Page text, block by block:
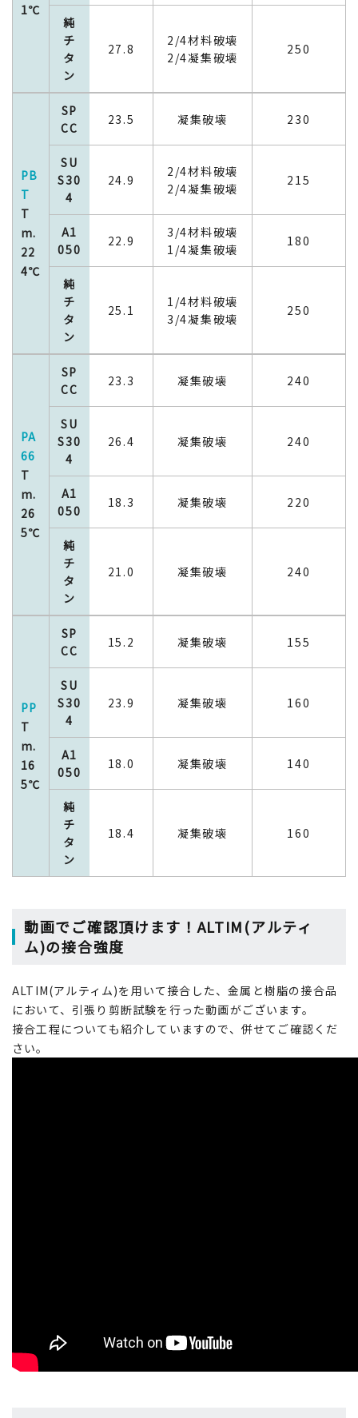
1℃
純
チ
タ
ン
27.8
2/4材料破壊
2/4凝集破壊
250
PB
T
T
m.
22
4℃
SP
CC
23.5 凝集破壊 230
SU
S30
4
24.9
2/4材料破壊
2/4凝集破壊
215
A1
050
22.9
3/4材料破壊
1/4凝集破壊
180
純
チ
タ
ン
25.1
1/4材料破壊
3/4凝集破壊
250
PA
66
T
m.
26
5℃
SP
CC
23.3 凝集破壊 240
SU
S30
4
26.4 凝集破壊 240
A1
050
18.3 凝集破壊 220
純
チ
タ
ン
21.0 凝集破壊 240
PP
T
m.
16
5℃
SP
CC
15.2 凝集破壊 155
SU
S30
4
23.9 凝集破壊 160
A1
050
18.0 凝集破壊 140
純
チ
タ
ン
18.4 凝集破壊 160
動画でご確認頂けます！ALTIM(アルティ
ム)の接合強度
ALTIM(アルティム)を用いて接合した、金属と樹脂の接合品
において、引張り剪断試験を行った動画がございます。
接合工程についても紹介していますので、併せてご確認くだ
さい。